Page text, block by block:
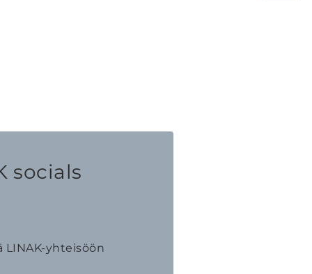
socials
LINAK-yhteisöön